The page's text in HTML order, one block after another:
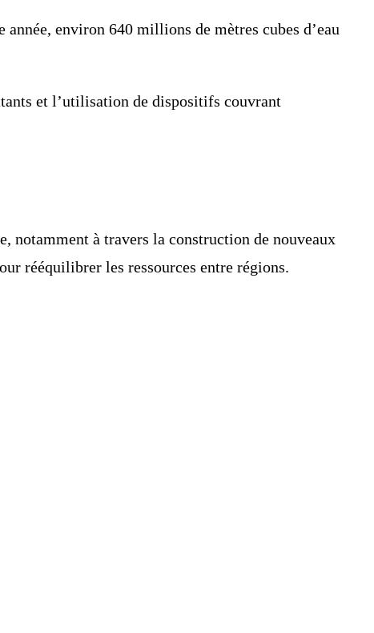
environ 640 millions de mètres cubes d’eau
et l’utilisation de dispositifs couvrant
notamment à travers la construction de nouveaux
rééquilibrer les ressources entre régions.